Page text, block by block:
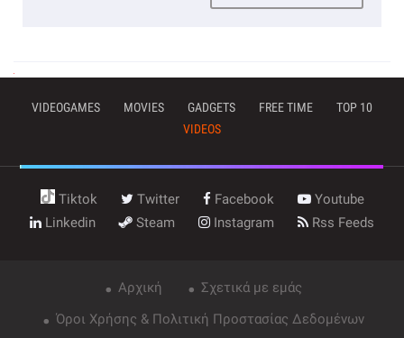
VIDEOGAMES MOVIES GADGETS FREE TIME
TOP 10
VIDEOS
Tiktok Twitter Facebook
Youtube
Linkedin
Steam Instagram Rss Feeds
Αρχική
Σχετικά με εμάς
Όροι Χρήσης & Πολιτική Προστασίας Δεδομένων